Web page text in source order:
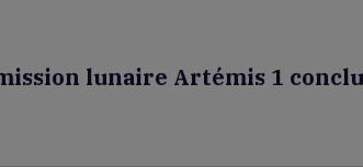
lunaire Artémis 1